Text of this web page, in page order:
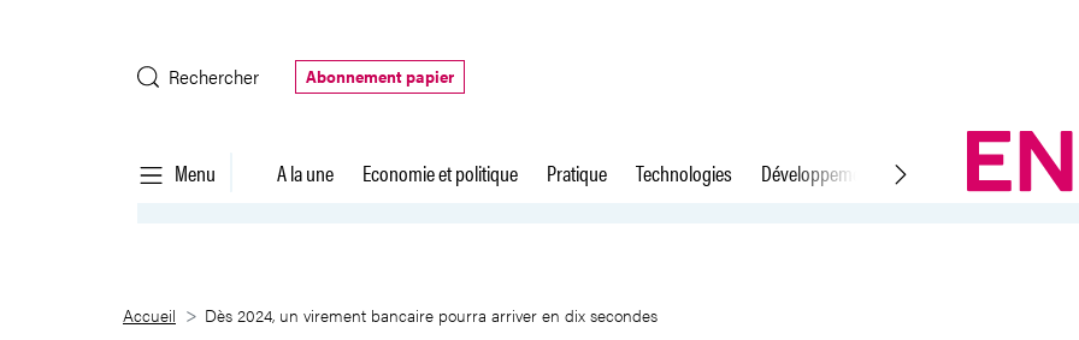
Rechercher
Abonnement papier
Menu A la une Economie et politique Pratique Technologies Développement durable Droit du travail
Dès 2024, un virement bancaire pourra arriver en dix secondes
Accueil Dès 2024, un virement bancaire pourra arriver en dix secondes